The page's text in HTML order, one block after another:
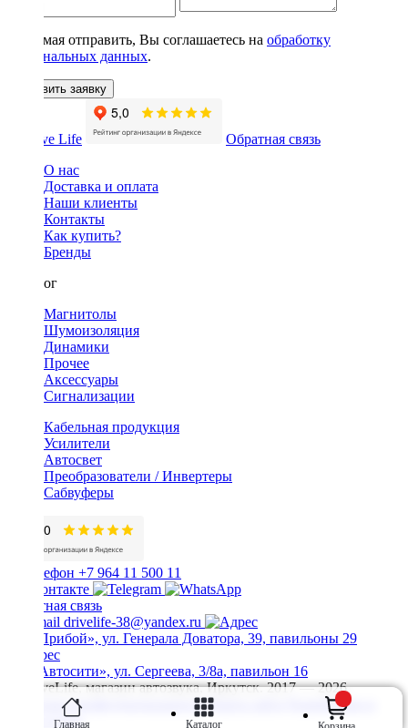
Главная Каталог
Нажимая отправить, Вы соглашаетесь на обработку
персональных данных.
Оставить заявку
Обратная связь
О нас
Доставка и оплата
Наши клиенты
Контакты
Как купить?
Бренды
Каталог
Магнитолы
Шумоизоляция
Динамики
Прочее
Аксессуары
Сигнализации
Кабельная продукция
Усилители
Автосвет
Преобразователи / Инвертеры
Сабвуферы
+7 964 11 500 11
Обратная связь
drivelife-38@yandex.ru
ТЦ «Прибой», ул. Генерала Доватора, 39, павильоны 29
ТЦ «Автосити», ул. Сергеева, 3/8а, павильон 16
© DriveLife, магазин автозвука, Иркутск. 2017 — 2026
Политика конфиденциальности Карта сайта
Разработано в
Prime Group